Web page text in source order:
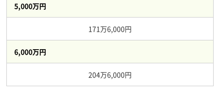
5,000万円
171万6,000円
6,000万円
204万6,000円